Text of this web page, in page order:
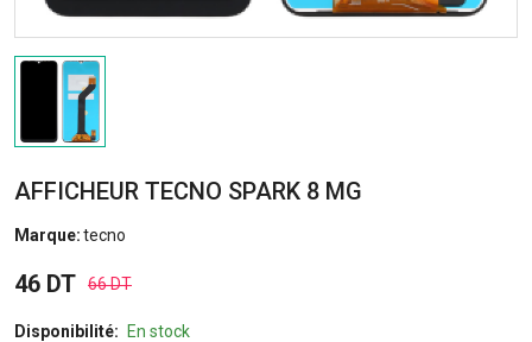
AFFICHEUR TECNO SPARK 8 MG
Marque:tecno
46 DT 66 DT
Disponibilité: En stock